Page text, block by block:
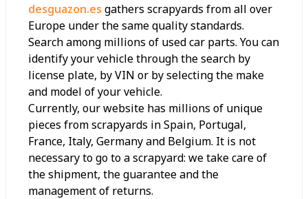
desguazon.es gathers scrapyards from all over
Europe under the same quality standards.
Search among millions of used car parts. You can
identify your vehicle through the search by
license plate, by VIN or by selecting the make
and model of your vehicle.
Currently, our website has millions of unique
pieces from scrapyards in Spain, Portugal,
France, Italy, Germany and Belgium. It is not
necessary to go to a scrapyard: we take care of
the shipment, the guarantee and the
management of returns.